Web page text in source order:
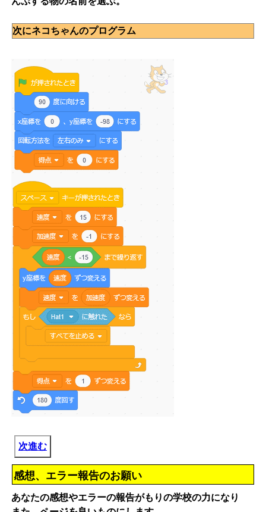
次にネコちゃんのプログラム
次進む
感想、エラー報告のお願い
あなたの感想やエラーの報告がもりの学校の力になり